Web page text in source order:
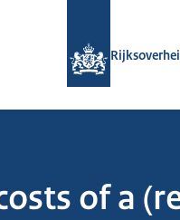
of a